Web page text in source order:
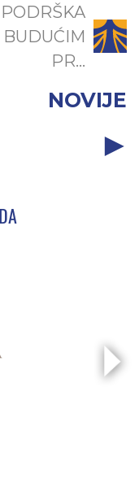
PODRŠKA
BUDUĆIM
PR...
NOVIJE